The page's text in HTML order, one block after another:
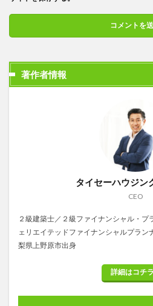
著作者情報
タイセーハウジン
CEO
２級建築士／２級ファイナンシャル・プ
ェリエイテッドファイナンシャルプラ
梨県上野原市出身
詳細はコチラ